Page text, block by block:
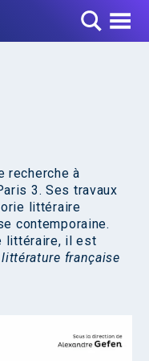
Toggle Menu
recherche à
3. Ses travaux
littéraire
contemporaine.
littéraire, il est
française